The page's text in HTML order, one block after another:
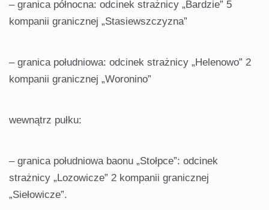
– granica północna: odcinek strażnicy „Bardzie” 5
kompanii granicznej „Stasiewszczyzna”
– granica południowa: odcinek strażnicy „Helenowo” 2
kompanii granicznej „Woronino”
wewnątrz pułku:
– granica południowa baonu „Stołpce”: odcinek
strażnicy „Lozowicze” 2 kompanii granicznej
„Siełowicze”.